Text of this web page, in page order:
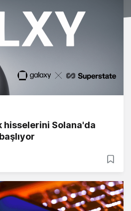
hisselerini Solana'da